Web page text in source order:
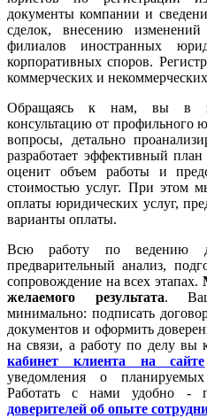
документы компании и
сделок, внесению
филиалов иностранных
корпоративных споров.
коммерческих и
Обращаясь к нам, вы в
консультацию от профильного
вопросы, детально
разработает эффективный
оценит объем работы и
стоимостью услуг. При этом
оплаты юридических услуг,
варианты оплаты.
Всю работу по ведению
предварительный анализ,
сопровождение на всех этапах.
желаемого результата.
минимально: подписать
документов и оформить
на связи, а работу по делу вы
кабинет клиента на сайте
уведомления о
Работать с нами удобно -
доверителей об опыте